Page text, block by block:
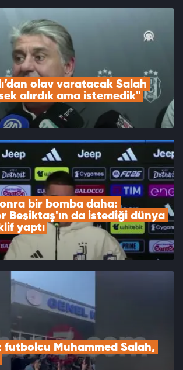
olay yaratacak Salah
alırdık ama istemedik"
bir bomba daha:
Beşiktaş'ın da istediği dünya
yaptı
futbolcu Muhammed Salah,